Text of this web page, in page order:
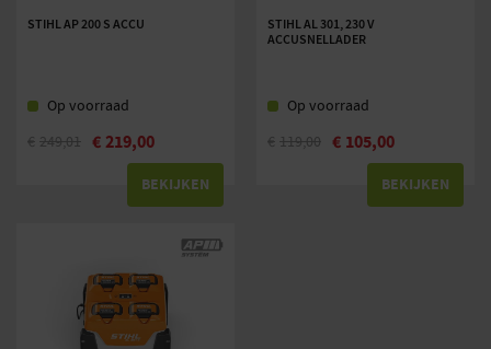
STIHL AP 200 S ACCU
Op voorraad
€ 249,01 €219,00
BEKIJKEN
STIHL AL 301, 230 V
ACCUSNELLADER
Op voorraad
€ 119,00 € 105,00
BEKIJKEN